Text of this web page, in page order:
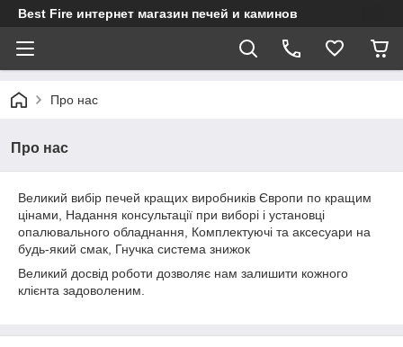
Best Fire интернет магазин печей и каминов
Про нас
Про нас
Великий вибір печей кращих виробників Європи по кращим
цінами, Надання консультації при виборі і установці
опалювального обладнання, Комплектуючі та аксесуари на
будь-який смак, Гнучка система знижок
Великий досвід роботи дозволяє нам залишити кожного
клієнта задоволеним.